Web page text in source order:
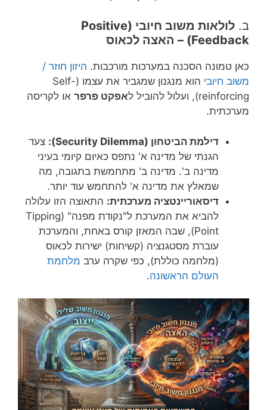
ב.
לולאות משוב חיובי (Positive
Feedback) – האצה לכאוס
כאן טמונה הסכנה במערכות מורכבות. היזון חוזר /
משוב חיובי
הוא מנגנון שמגביר את עצמו (Self-
reinforcing), ועלול להוביל ל
אפקט פרפר או לקריסה
מערכתית.
דילמת הביטחון (Security Dilemma):
צעד
הגנתי של מדינה א' נתפס כאיום קיומי בעיני
מדינה ב'. מדינה ב' מתחמשת בתגובה, מה
שמאלץ את מדינה א' להתחמש עוד יותר.
דיסאוריינטציה מערכתית: התאוצה הזו עלולה
להביא את המערכת ל"נקודת מפנה" (Tipping
Point), שבה המאזן קורס באחת, והמערכת
עוברת מסטגנציה (קשיחות) ישירות לכאוס
(מלחמה כוללת), כפי שקרה ערב מלחמת
העולם הראשונה.